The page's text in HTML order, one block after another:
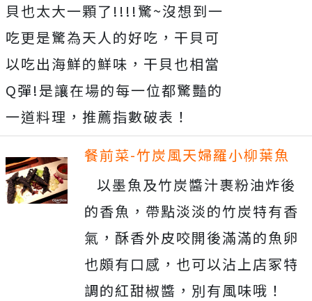
貝也太大一顆了!!!!驚~沒想到一
吃更是驚為天人的好吃，干貝可
以吃出海鮮的鮮味，干貝也相當
Q彈!是讓在場的每一位都驚豔的
一道料理，推薦指數破表！
餐前菜-竹炭風天婦羅小柳葉魚
以墨魚及竹炭醬汁裹粉油炸後
的香魚，帶點淡淡的竹炭特有香
氣，酥香外皮咬開後滿滿的魚卵
也頗有口感，也可以沾上店冢特
調的紅甜椒醬，別有風味哦！